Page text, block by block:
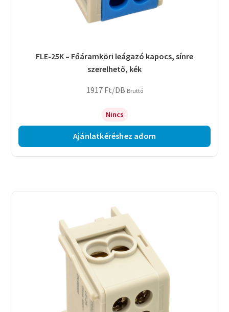
FLE-25K – Főáramköri leágazó kapocs, sínre
szerelhető, kék
1917 Ft/DB Bruttó
Nincs
Ajánlatkéréshez adom